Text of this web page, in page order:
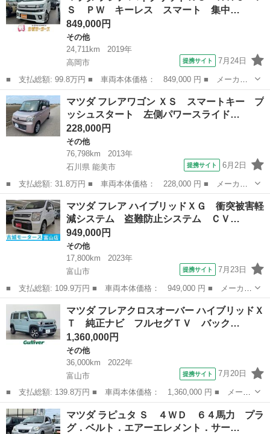
Ｂｌｕｅｔ...
Ｓ ＰＷ キーレス スマート 集中…
849,000円
その他
24,711km
2019年
高岡市
提携サイト 7月24日
■ 支払総額: 99.8万円 ■ 車両本体価格： 849,000 円 ■ メーカー
名： マツダ ■ 車種名： フレア ■ グレード名： ハイブリッド
ＸＳ ＡＡＣ ＰＳ ＰＷ キーレス スマート 集中Ｄ 寒冷 Ｗ
エアＢ ＡＢ...
富山 高岡市 その他
マツダ フレアワゴン ＸＳ スマートキー プ
ッシュスタート 左側パワースライド…
228,000円
その他
76,798km
2013年
石川県 能美市
提携サイト 6月2日
■ 支払総額: 31.8万円 ■ 車両本体価格： 228,000 円 ■ メーカー
名： マツダ ■ 車種名： フレアワゴン ■ グレード名： ＸＳ
スマートキー プッシュスタート 左側パワースライドドア 新品ラ
ジアルタイヤ...
石川 能美市 その他
マツダ フレア ハイブリッドＸＧ 衝突被害軽
減システム 盗難防止システム ＣＶ…
949,000円
その他
17,800km
2023年
富山市
提携サイト 7月23日
■ 支払総額: 109.9万円 ■ 車両本体価格： 949,000 円 ■ メーカー
名： マツダ ■ 車種名： フレア ■ グレード名： ハイブリッド
ＸＧ 衝突被害軽減システム 盗難防止システム ＣＶＴ オートラ
イト アイ...
富山 富山市 その他
マツダ フレアクロスオーバー ハイブリッドＸ
Ｔ 純正ナビ フルセグＴＶ バック…
1,360,000円
その他
36,000km
2022年
富山市
提携サイト 7月20日
■ 支払総額: 139.8万円 ■ 車両本体価格： 1,360,000 円 ■ メーカ
ー名： マツダ ■ 車種名： フレアクロスオーバー ■ グレード
名： ハイブリッドＸＴ 純正ナビ フルセグＴＶ バックカメラ
ドライブレ...
富山 富山市 その他
マツダ ラピュタ Ｓ ４ＷＤ ６４馬力 プラ
グ．ベルト．エアーエレメント．サー…